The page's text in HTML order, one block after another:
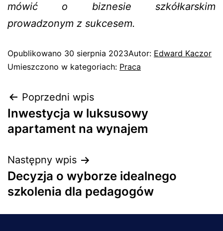
mówić o biznesie szkółkarskim
prowadzonym z sukcesem.
Opublikowano 30 sierpnia 2023Autor: Edward Kaczor
Umieszczono w kategoriach: Praca
Poprzedni wpis
Inwestycja w luksusowy
apartament na wynajem
Następny wpis
Decyzja o wyborze idealnego
szkolenia dla pedagogów